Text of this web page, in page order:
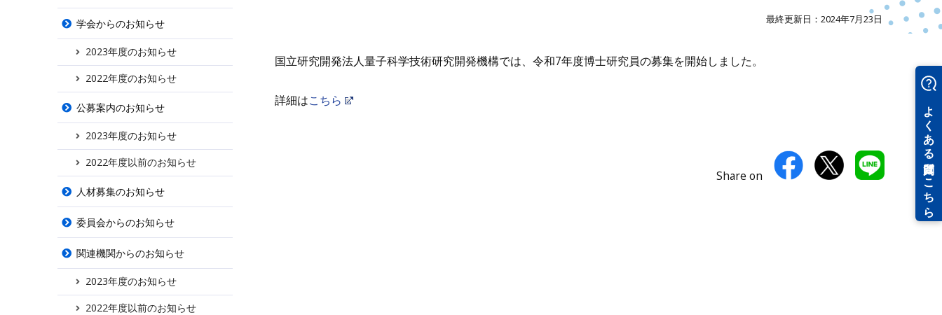
学会からのお知らせ
2023年度のお知らせ
2022年度のお知らせ
公募案内のお知らせ
2023年度のお知らせ
2022年度以前のお知らせ
人材募集のお知らせ
委員会からのお知らせ
関連機関からのお知らせ
2023年度のお知らせ
2022年度以前のお知らせ
最終更新日：2024年7月23日
国立研究開発法人量子科学技術研究開発機構では、令和7年度博士研究員の募集を開始しました。
詳細はこちら
Share on